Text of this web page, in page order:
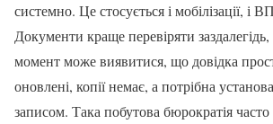
системно. Це стосується і мобілізації, і
Документи краще перевіряти
момент може виявитися, що довідка
оновлені, копії немає, а потрібна
записом. Така побутова бюрократія